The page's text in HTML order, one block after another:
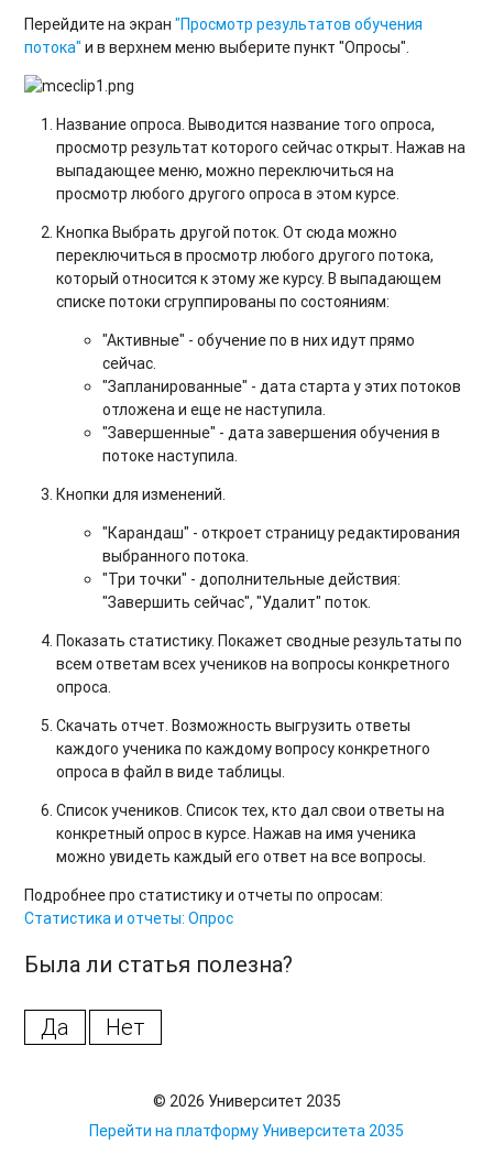
Перейдите на экран"Просмотр результатов обучения
потока" и в верхнем меню выберите пункт "Опросы".
Название опроса. Выводится название того опроса,
просмотр результат которого сейчас открыт. Нажав на
выпадающее меню, можно переключиться на
просмотр любого другого опроса в этом курсе.
Кнопка Выбрать другой поток. От сюда можно
переключиться в просмотр любого другого потока,
который относится к этому же курсу. В выпадающем
списке потоки сгруппированы по состояниям:
"Активные" - обучение по в них идут прямо
сейчас.
"Запланированные" - дата старта у этих потоков
отложена и еще не наступила.
"Завершенные" - дата завершения обучения в
потоке наступила.
Кнопки для изменений.
"Карандаш" - откроет страницу редактирования
выбранного потока.
"Три точки" - дополнительные действия:
"Завершить сейчас", "Удалит" поток.
Показать статистику. Покажет сводные результаты по
всем ответам всех учеников на вопросы конкретного
опроса.
Скачать отчет. Возможность выгрузить ответы
каждого ученика по каждому вопросу конкретного
опроса в файл в виде таблицы.
Список учеников. Список тех, кто дал свои ответы на
конкретный опрос в курсе. Нажав на имя ученика
можно увидеть каждый его ответ на все вопросы.
Подробнее про статистику и отчеты по опросам:
Статистика и отчеты: Опрос
Была ли статья полезна?
Да Нет
© 2026 Университет 2035
Перейти на платформу Университета 2035